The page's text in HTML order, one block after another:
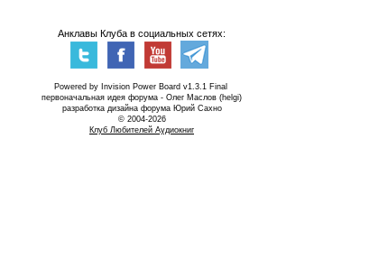
Анклавы Клуба в социальных сетях:
Powered by Invision Power Board v1.3.1 Final
первоначальная идея форума - Олег Маслов (helgi)
разработка дизайна форума Юрий Сахно
© 2004-2026
Клуб Любителей Аудиокниг